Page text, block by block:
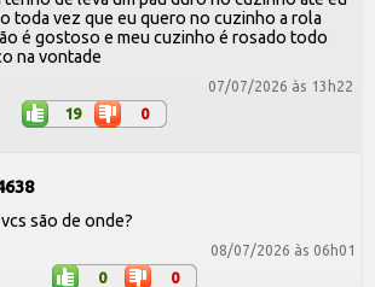
toda vez que eu quero no cuzinho a rola
é gostoso e meu cuzinho é rosado todo
na vontade
07/07/2026 às 13h22
19 0
são de onde?
08/07/2026 às 06h01
0 0